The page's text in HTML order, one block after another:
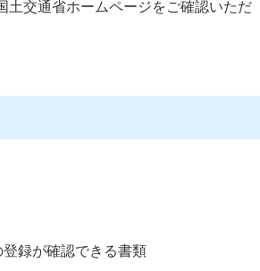
土交通省ホームページをご確認いただ
録が確認できる書類